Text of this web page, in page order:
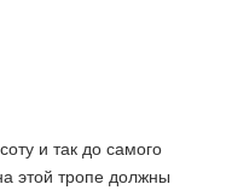
и так до самого
этой тропе должны